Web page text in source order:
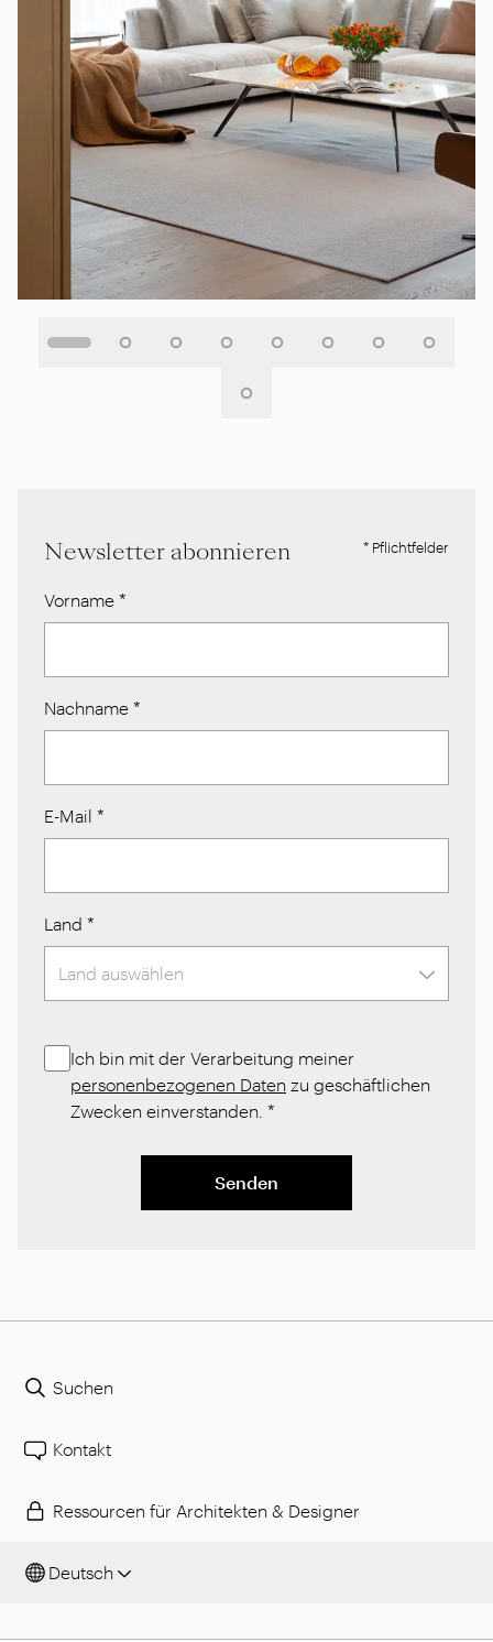
Newsletter abonnieren * Pflichtfelder
Vorname *
Nachname *
E-Mail *
Land *
Ich bin mit der Verarbeitung meiner
personenbezogenen Daten zu geschäftlichen
Zwecken einverstanden. *
Senden
Suchen
Kontakt
Ressourcen für Architekten & Designer
Deutsch